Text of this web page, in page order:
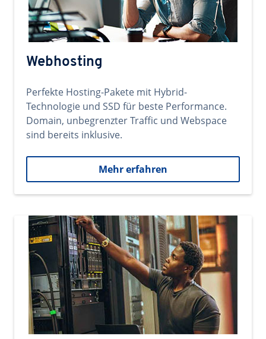
Webhosting
Perfekte Hosting-Pakete mit Hybrid-
Technologie und SSD für beste Performance.
Domain, unbegrenzter Traffic und Webspace
sind bereits inklusive.
Mehr erfahren